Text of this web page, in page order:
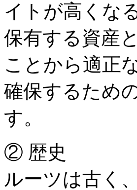
イトが高くな
保有する資産
ことから適正
確保するため
す。
② 歴史
ルーツは古く